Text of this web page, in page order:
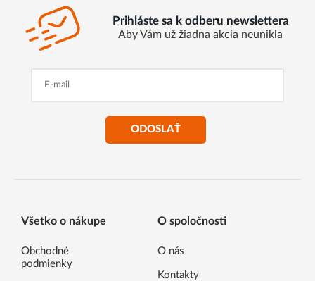
Prihláste sa k odberu newslettera
Aby Vám už žiadna akcia neunikla
ODOSLAŤ
Všetko o nákupe
Obchodné
podmienky
O spoločnosti
O nás
Kontakty